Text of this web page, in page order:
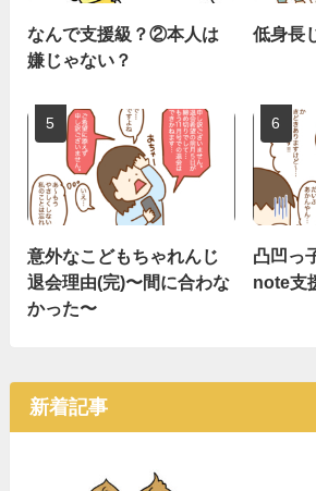
なんで支援級？②本人は
嫌じゃない？
低身長
意外なこどもちゃれんじ
退会理由(完)〜間に合わな
かった〜
凸凹っ
note支
新着記事